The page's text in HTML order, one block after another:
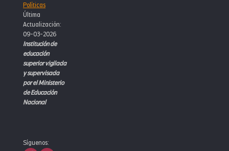
Políticas
Última
Actualización:
09-03-2026
Institución de
educación
superior vigilada
y supervisada
por el Ministerio
de Educación
Nacional
Síguenos: